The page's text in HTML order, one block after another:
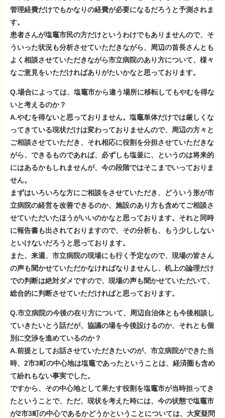
管理経費だけでもかなりの経費が必要になるだろうと予測されま
す。
患者さんが塩竈市民の方だけというわけでもありませんので、そ
ういった状況も分析させていただきながら、周辺の首長さんとも
よく相談させていただきながら市立病院のあり方について、様々
なご意見をいただければありがたいかなと思っております。
Q.場合によっては、塩竈市から違う場所に移転してもやむを得な
いと考えるのか？
A.やむを得ないと思っておりません。塩竈単体だけでは厳しくな
ってきている現状だけは変わっておりませんので、周辺の方々と
ご相談させていただき、それ相応に役割を分担させていただきな
がら、できるものであれば、必ずしも塩釜に、というのは将来的
にはあるかもしれませんが、今の段階ではそこまでいっておりま
せん。
まずはいろいろな方にご相談をさせていただき、どういう形が市
立病院の経営を改善できるのか、施設のあり方も含めてご相談さ
せていただいたほうがいいのかなと思っております。それと同時
に報告書も出されておりますので、その分析も、もう少ししない
といけないだろうと思っております。
また、来週、市立病院の現場にも行く予定なので、現場の皆さん
の声も聞かせていただかなければなりませんし、机上の論理だけ
での判断は絶対ダメですので、現場の声も聞かせていただいて、
総合的に判断させていただければと思っております。
Q.市立病院の今後の在り方について、周辺自治体とも今後相談し
ていきたいとう話だが、協議の場を今後設けるのか、それとも個
別に交渉を進めているのか？
A.前提としてお話させていただきたいのが、市立病院ができた当
時、2市3町の中心地は塩竈であったということは、経済圏も含め
て紛れもない事実でした。
ですから、その中心地として果たす役割を塩竈市が当時担ってき
たということで、ただ、現状を考えた時には、今の状態で塩竈市
が2市3町の中心であるかどうかということについては、大変疑問